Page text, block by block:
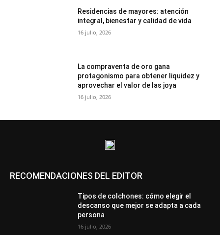
Residencias de mayores: atención
integral, bienestar y calidad de vida
16 julio, 2026
La compraventa de oro gana
protagonismo para obtener liquidez y
aprovechar el valor de las joya
16 julio, 2026
RECOMENDACIONES DEL EDITOR
Tipos de colchones: cómo elegir el
descanso que mejor se adapta a cada
persona
16 julio, 2026